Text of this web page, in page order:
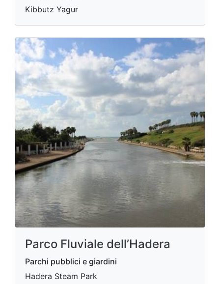
Kibbutz Yagur
Parco Fluviale dell’Hadera
Parchi pubblici e giardini
Hadera Steam Park